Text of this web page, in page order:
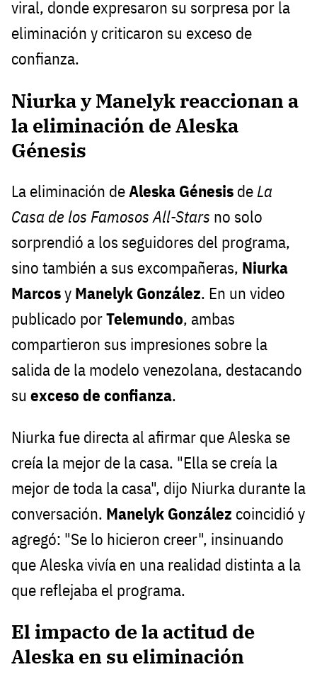
viral, donde expresaron su sorpresa por la
eliminación y criticaron su exceso de
confianza.
Niurka y Manelyk reaccionan a
la eliminación de Aleska
Génesis
La eliminación deAleska Génesis de La
Casa de los Famosos All-Stars no solo
sorprendió a los seguidores del programa,
sino también a sus excompañeras, Niurka
Marcosy Manelyk González. En un video
publicado porTelemundo, ambas
compartieron sus impresiones sobre la
salida de la modelo venezolana, destacando
su exceso de confianza.
Niurka fue directa al afirmar que Aleska se
creía la mejor de la casa. "Ella se creía la
mejor de toda la casa", dijo Niurka durante la
conversación. Manelyk González coincidió y
agregó: "Se lo hicieron creer", insinuando
que Aleska vivía en una realidad distinta a la
que reflejaba el programa.
El impacto de la actitud de
Aleska en su eliminación